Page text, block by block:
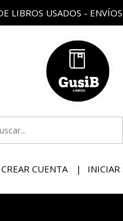
LIBROS USADOS -
CREAR CUENTA INICIAR